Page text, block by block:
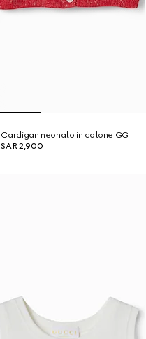
Cardigan neonato in cotone GG
SAR 2,900